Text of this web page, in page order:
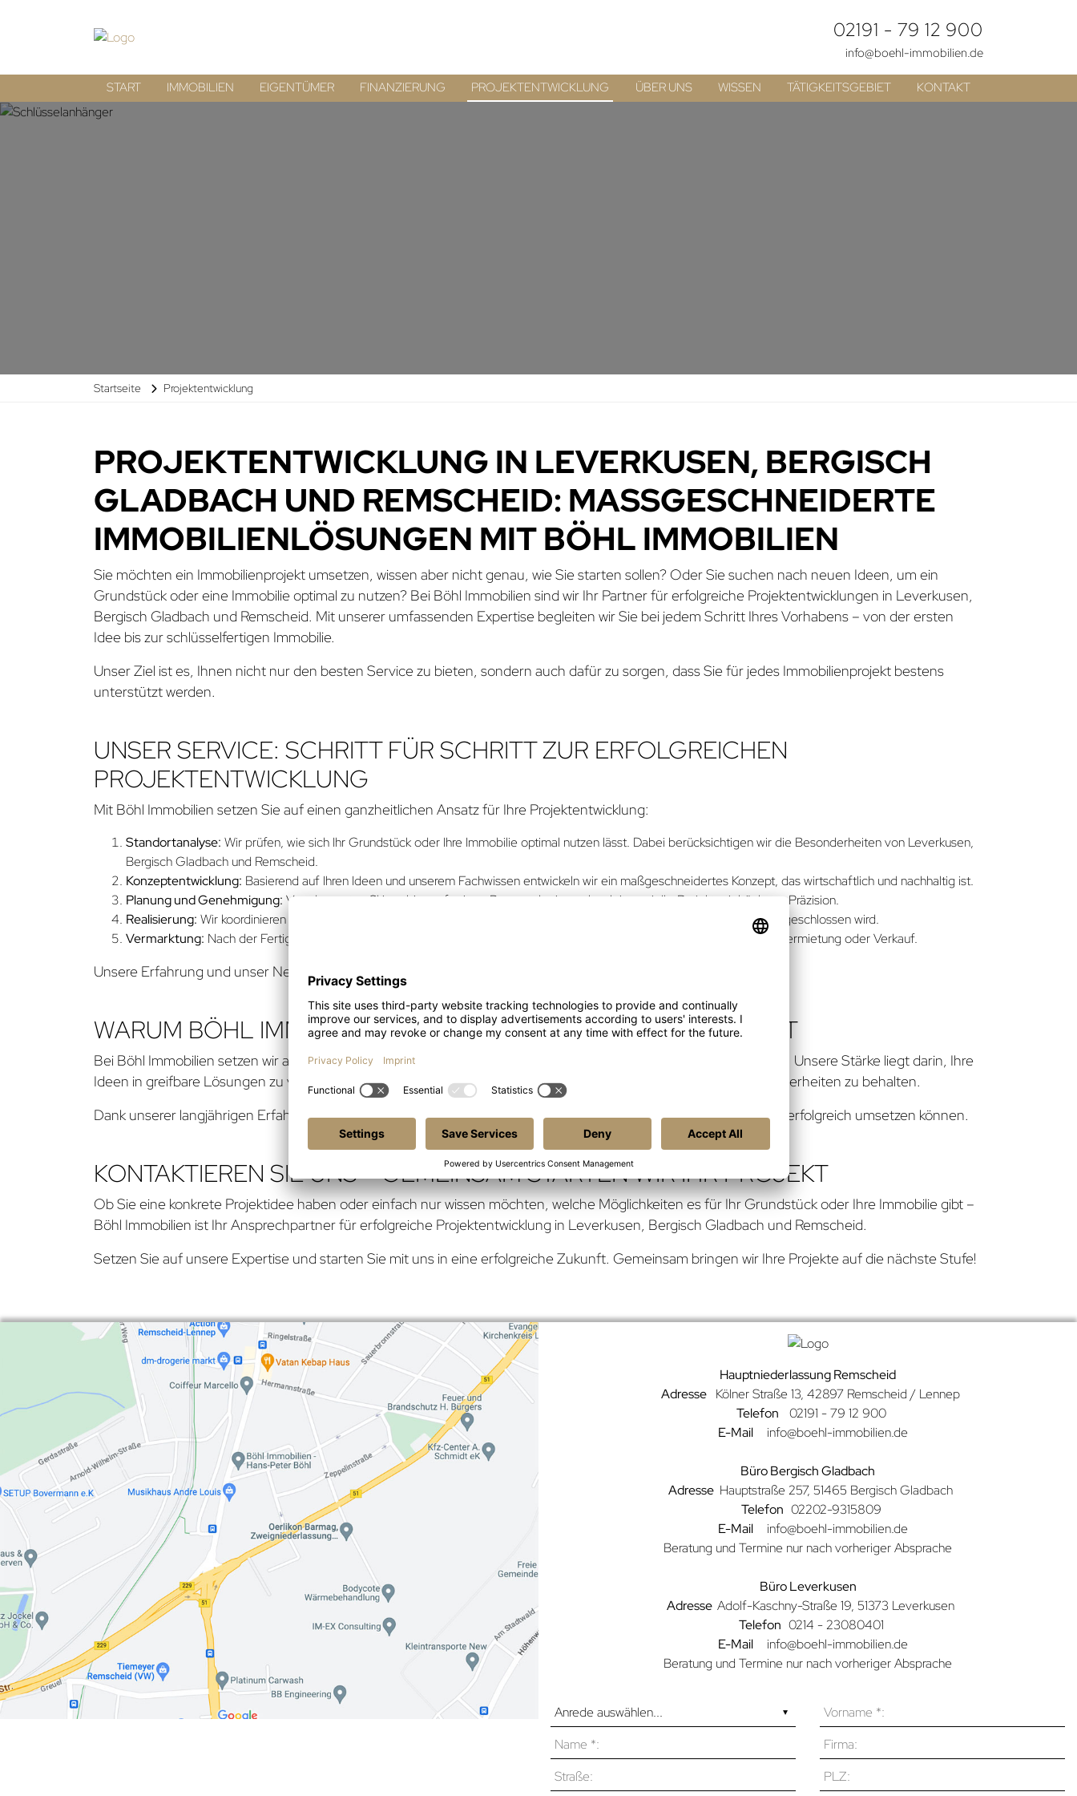
02191 - 79 12 900
info@boehl-immobilien.de
START IMMOBILIEN EIGENTÜMER FINANZIERUNG PROJEKTENTWICKLUNG ÜBER UNS WISSEN TÄTIGKEITSGEBIET KONTAKT
Startseite Projektentwicklung
PROJEKTENTWICKLUNG IN LEVERKUSEN, BERGISCH
GLADBACH UND REMSCHEID: MASSGESCHNEIDERTE I
MMOBILIENLÖSUNGEN MIT BÖHL IMMOBILIEN
Sie möchten ein Immobilienprojekt umsetzen, wissen aber nicht genau, wie Sie starten sollen? Oder Sie suchen nach neuen Ideen, um ein
Grundstück oder eine Immobilie optimal zu nutzen? Bei Böhl Immobilien sind wir Ihr Partner für erfolgreiche Projektentwicklungen in Leverkusen,
Bergisch Gladbach und Remscheid. Mit unserer umfassenden Expertise begleiten wir Sie bei jedem Schritt Ihres Vorhabens – von der ersten
Idee bis zur schlüsselfertigen Immobilie.
Unser Ziel ist es, Ihnen nicht nur den besten Service zu bieten, sondern auch dafür zu sorgen, dass Sie für jedes Immobilienprojekt bestens
unterstützt werden.
UNSER SERVICE: SCHRITT FÜR SCHRITT ZUR ERFOLGREICHEN
PROJEKTENTWICKLUNG
Mit Böhl Immobilien setzen Sie auf einen ganzheitlichen Ansatz für Ihre Projektentwicklung:
Standortanalyse: Wir prüfen, wie sich Ihr Grundstück oder Ihre Immobilie optimal nutzen lässt. Dabei berücksichtigen wir die Besonderheiten von Leverkusen,
Bergisch Gladbach und Remscheid.
Konzeptentwicklung: Basierend auf Ihren Ideen und unserem Fachwissen entwickeln wir ein maßgeschneidertes Konzept, das wirtschaftlich und nachhaltig ist.
Planung und Genehmigung: Von der ersten Skizze bis zur fertigen Baugenehmigung begleiten wir Ihr Projekt mit höchster Präzision.
Realisierung: Wir koordinieren die Bauarbeiten und stellen sicher, dass das Projekt termingerecht und im Budgetrahmen abgeschlossen wird.
Vermarktung: Nach der Fertigstellung unterstützen wir Sie dabei, Ihre Immobilie erfolgreich zu vermarkten – sei es durch Vermietung oder Verkauf.
Unsere Erfahrung und unser Netzwerk in der Region stellen sicher, dass jedes Projekt ein Erfolg wird.
WARUM BÖHL IMMOBILIEN DER RICHTIGE PARTNER FÜR SIE IST
Bei Böhl Immobilien setzen wir auf Transparenz, Fachwissen und eine enge Zusammenarbeit mit unseren Kunden. Unsere Stärke liegt darin, Ihre
Ideen in greifbare Lösungen zu verwandeln – und dabei immer den Überblick über Markttrends und lokale Besonderheiten zu behalten.
Dank unserer langjährigen Erfahrung und unserem breiten Netzwerk wissen wir, wie wir Ihre Projektentwicklungen erfolgreich umsetzen können.
KONTAKTIEREN SIE UNS – GEMEINSAM STARTEN WIR IHR PROJEKT
Ob Sie eine konkrete Projektidee haben oder einfach nur wissen möchten, welche Möglichkeiten es für Ihr Grundstück oder Ihre Immobilie gibt –
Böhl Immobilien ist Ihr Ansprechpartner für erfolgreiche Projektentwicklung in Leverkusen, Bergisch Gladbach und Remscheid.
Setzen Sie auf unsere Expertise und starten Sie mit uns in eine erfolgreiche Zukunft. Gemeinsam bringen wir Ihre Projekte auf die nächste Stufe!
Hauptniederlassung Remscheid
Adresse Kölner Straße 13, 42897 Remscheid / Lennep
Telefon
02191 - 79 12 900
E-Mail
info@boehl-immobilien.de
Büro Bergisch Gladbach
Adresse Hauptstraße 257, 51465 Bergisch Gladbach
Telefon 02202-9315809
E-Mail
info@boehl-immobilien.de
Beratung und Termine nur nach vorheriger Absprache
Büro Leverkusen
Adresse Adolf-Kaschny-Straße 19, 51373 Leverkusen
Telefon 0214 - 23080401
E-Mail
info@boehl-immobilien.de
Beratung und Termine nur nach vorheriger Absprache